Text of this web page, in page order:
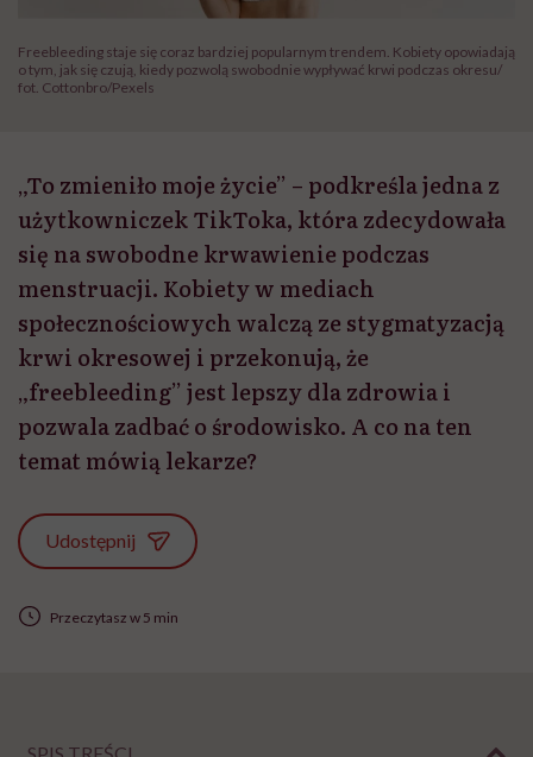
Freebleeding staje się coraz bardziej popularnym trendem. Kobiety opowiadają
o tym, jak się czują, kiedy pozwolą swobodnie wypływać krwi podczas okresu/
fot. Cottonbro/Pexels
„To zmieniło moje życie” – podkreśla jedna z
użytkowniczek TikToka, która zdecydowała
się na swobodne krwawienie podczas
menstruacji. Kobiety w mediach
społecznościowych walczą ze stygmatyzacją
krwi okresowej i przekonują, że
„freebleeding” jest lepszy dla zdrowia i
pozwala zadbać o środowisko. A co na ten
temat mówią lekarze?
Udostępnij
Przeczytasz w 5 min